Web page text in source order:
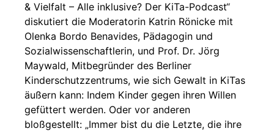
& Vielfalt – Alle inklusive? Der KiTa-Podcast“
diskutiert die Moderatorin Katrin Rönicke mit
Olenka Bordo Benavides, Pädagogin und
Sozialwissenschaftlerin, und Prof. Dr. Jörg
Maywald, Mitbegründer des Berliner
Kinderschutzzentrums, wie sich Gewalt in KiTas
äußern kann: Indem Kinder gegen ihren Willen
gefüttert werden. Oder vor anderen
bloßgestellt: „Immer bist du die Letzte, die ihre